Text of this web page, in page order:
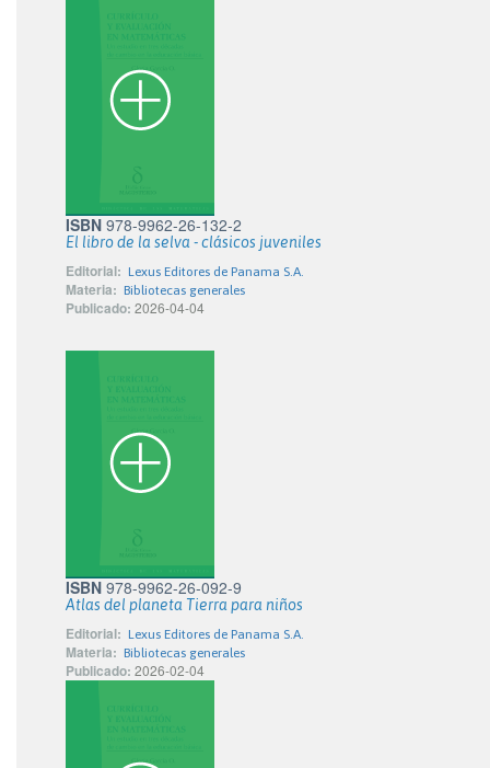
ISBN 978-9962-26-132-2
El libro de la selva - clásicos juveniles
Editorial: Lexus Editores de Panama S.A.
Materia: Bibliotecas generales
Publicado: 2026-04-04
ISBN 978-9962-26-092-9
Atlas del planeta Tierra para niños
Editorial: Lexus Editores de Panama S.A.
Materia: Bibliotecas generales
Publicado: 2026-02-04